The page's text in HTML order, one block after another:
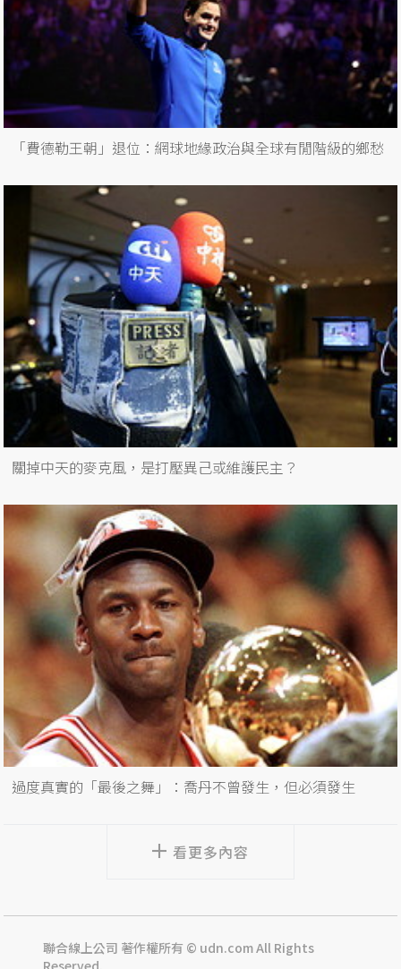
「費德勒王朝」退位：網球地緣政治與全球有閒階級的鄉愁
關掉中天的麥克風，是打壓異己或維護民主？
過度真實的「最後之舞」：喬丹不曾發生，但必須發生
看更多內容
聯合線上公司 著作權所有 © udn.com All Rights